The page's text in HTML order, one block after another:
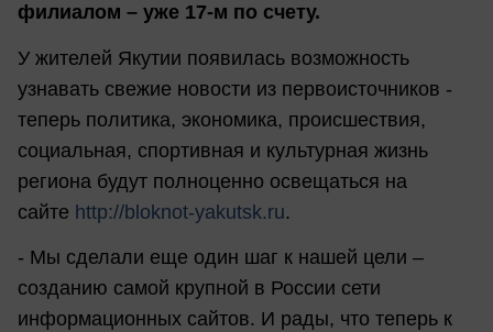
филиалом – уже 17-м по счету.
У жителей Якутии появилась возможность
узнавать свежие новости из первоисточников -
теперь политика, экономика, происшествия,
социальная, спортивная и культурная жизнь
региона будут полноценно освещаться на
сайте http://bloknot-yakutsk.ru.
- Мы сделали еще один шаг к нашей цели –
созданию самой крупной в России сети
информационных сайтов. И рады, что теперь к